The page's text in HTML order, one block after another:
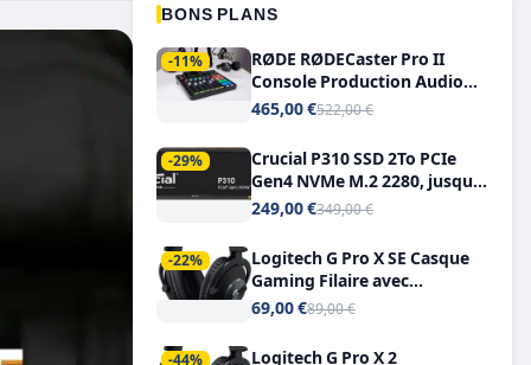
BONS PLANS
-11%
RØDE RØDECaster Pro II
Console Production Audio
Tout-en-Un, Bluetooth et
465,00 €522,00 €
-29%
Crucial P310 SSD 2To PCIe
Gen4 NVMe M.2 2280, jusqu’à
7.100 Mo/s
249,00 €349,00 €
-22%
Logitech G Pro X SE Casque
Gaming Filaire avec
Microphone Micro
7.1
69,00 €89,00 €
-44%
Logitech G Pro X 2